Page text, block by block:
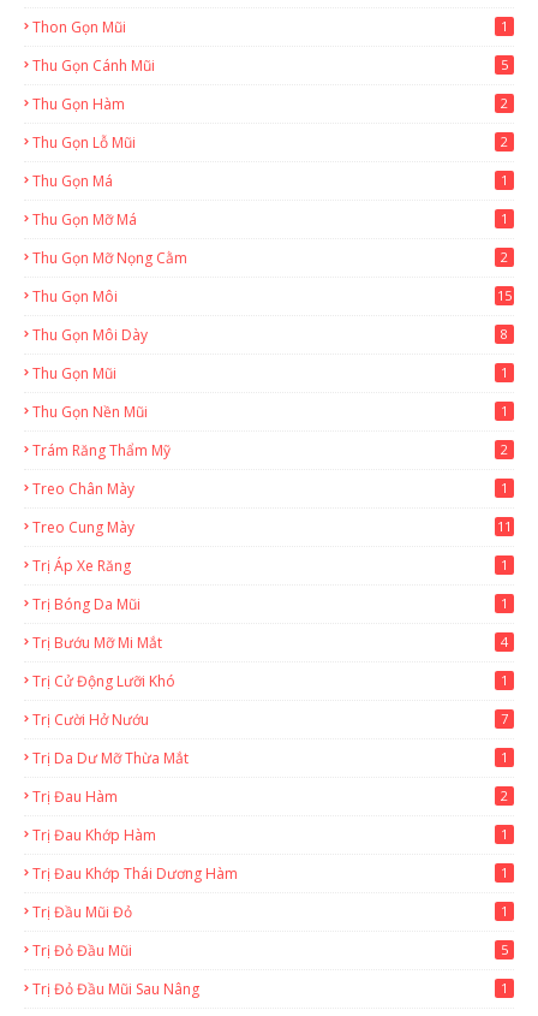
Thon Gọn Mũi 1
Thu Gọn Cánh Mũi 5
Thu Gọn Hàm 2
Thu Gọn Lỗ Mũi 2
Thu Gọn Má 1
Thu Gọn Mỡ Má 1
Thu Gọn Mỡ Nọng Cằm 2
Thu Gọn Môi 15
Thu Gọn Môi Dày 8
Thu Gọn Mũi 1
Thu Gọn Nền Mũi 1
Trám Răng Thẩm Mỹ 2
Treo Chân Mày 1
Treo Cung Mày 11
Trị Áp Xe Răng 1
Trị Bóng Da Mũi 1
Trị Bướu Mỡ Mi Mắt 4
Trị Cử Động Lưỡi Khó 1
Trị Cười Hở Nướu 7
Trị Da Dư Mỡ Thừa Mắt 1
Trị Đau Hàm 2
Trị Đau Khớp Hàm 1
Trị Đau Khớp Thái Dương Hàm 1
Trị Đầu Mũi Đỏ 1
Trị Đỏ Đầu Mũi 5
Trị Đỏ Đầu Mũi Sau Nâng 1